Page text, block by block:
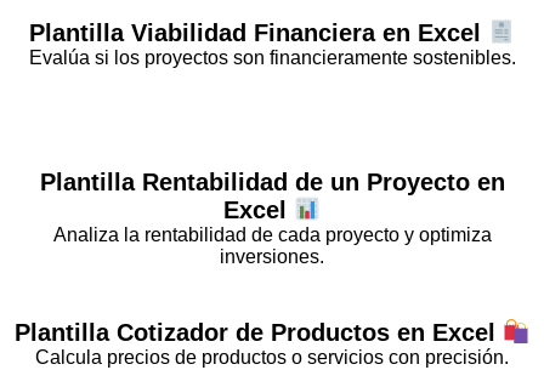
Plantilla Viabilidad Financiera en Excel
Evalúa si los proyectos son financieramente sostenibles.
Plantilla Rentabilidad de un Proyecto en
Excel
Analiza la rentabilidad de cada proyecto y optimiza
inversiones.
Plantilla Cotizador de Productos en Excel
Calcula precios de productos o servicios con precisión.